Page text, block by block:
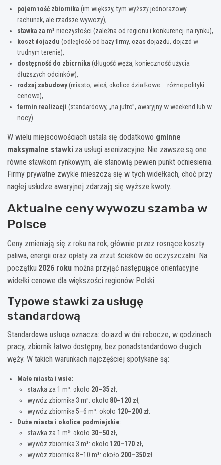
pojemność zbiornika (im większy, tym wyższy jednorazowy
rachunek, ale rzadsze wywozy),
stawka za m³ nieczystości (zależna od regionu i konkurencji na rynku),
koszt dojazdu (odległość od bazy firmy, czas dojazdu, dojazd w
trudnym terenie),
dostępność do zbiornika (długość węża, konieczność użycia
dłuższych odcinków),
rodzaj zabudowy(miasto, wieś, okolice działkowe – różne polityki
cenowe),
termin realizacji (standardowy, „na jutro”, awaryjny w weekend lub w
nocy).
W wielu miejscowościach ustala się dodatkowo gminne
maksymalne stawki za usługi asenizacyjne. Nie zawsze są one
równe stawkom rynkowym, ale stanowią pewien punkt odniesienia.
Firmy prywatne zwykle mieszczą się w tych widełkach, choć przy
nagłej usłudze awaryjnej zdarzają się wyższe kwoty.
Aktualne ceny wywozu szamba w
Polsce
Ceny zmieniają się z roku na rok, głównie przez rosnące koszty
paliwa, energii oraz opłaty za zrzut ścieków do oczyszczalni. Na
początku 2026 roku można przyjąć następujące orientacyjne
widełki cenowe dla większości regionów Polski:
Typowe stawki za usługę
standardową
Standardowa usługa oznacza: dojazd w dni robocze, w godzinach
pracy, zbiornik łatwo dostępny, bez ponadstandardowo długich
węży. W takich warunkach najczęściej spotykane są:
Małe miasta i wsie:
stawka za 1 m³: około 20–35 zł,
wywóz zbiornika 3 m³: około 80–120 zł,
wywóz zbiornika 5–6 m³: około 120–200 zł
Duże miasta i okolice podmiejskie:
stawka za 1 m³: około 30–50 zł,
wywóz zbiornika 3 m³: około 120–170 zł,
wywóz zbiornika 8–10 m³: około 200–350 zł